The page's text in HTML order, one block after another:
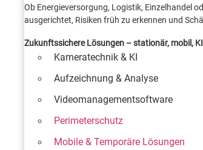
Ob Energieversorgung, Logistik, Einzelhandel
ausgerichtet, Risiken früh zu erkennen und
Zukunftssichere Lösungen – stationär, mobil,
Kameratechnik & KI
Aufzeichnung & Analyse
Videomanagementsoftware
Perimeterschutz
Mobile & Temporäre Lösungen